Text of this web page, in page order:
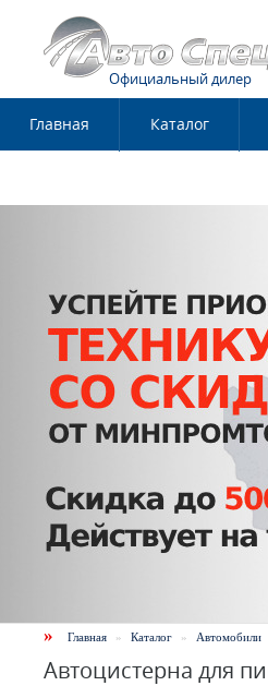
Официальный дилер
Главная Каталог
» Главная » Каталог » Автомобили
Автоцистерна для